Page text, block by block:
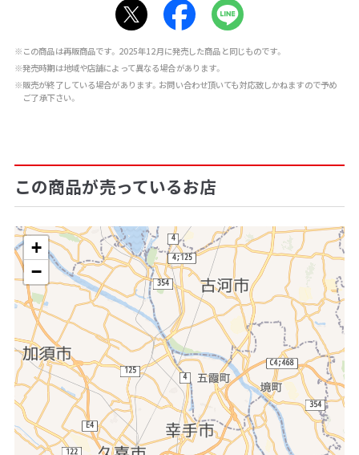
※この商品は再販商品です。2025年12月に発売した商品と同じものです。
※発売時期は地域や店舗によって異なる場合があります。
※販売が終了している場合があります。お問い合わせ頂いても対応致しかねますので予め
ご了承下さい。
この商品が売っているお店
+
−